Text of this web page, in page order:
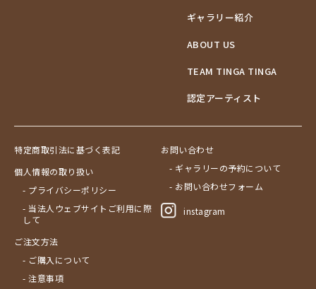
ギャラリー紹介
ABOUT US
TEAM TINGA TINGA
認定アーティスト
特定商取引法に基づく表記
個人情報の取り扱い
- プライバシーポリシー
- 当法人ウェブサイトご利用に際
して
ご注文方法
- ご購入について
- 注意事項
お問い合わせ
- ギャラリーの予約について
- お問い合わせフォーム
instagram